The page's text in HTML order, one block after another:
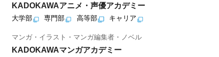
KADOKAWAアニメ・声優アカデミー
大学部 専門部 高等部 キャリア
マンガ・イラスト・マンガ編集者・ノベル
KADOKAWAマンガアカデミー